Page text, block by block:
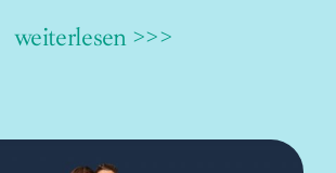
weiterlesen >>>